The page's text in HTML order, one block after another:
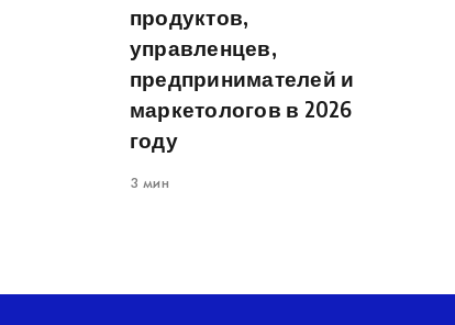
продуктов,
управленцев,
предпринимателей и
маркетологов в 2026
году
3 мин